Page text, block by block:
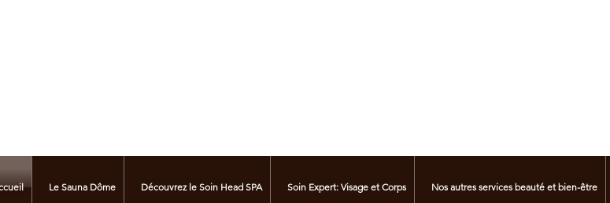
Le Sauna Dôme Découvrez le Soin Head SPA Soin Expert: Visage et Corps Nos autres services beauté et bien-être